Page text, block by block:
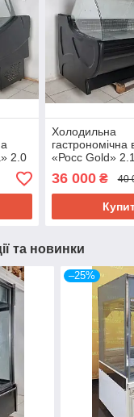
2.0
Холодильна
гастрономічна
«Росс Gold»
(Україна), (+2°
викладка 72
36 000₴ 40
та новинки
–25%